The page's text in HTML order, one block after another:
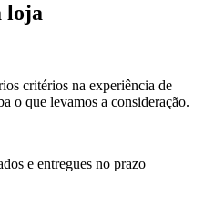
loja
critérios na experiência de
o que levamos a consideração.
e entregues no prazo